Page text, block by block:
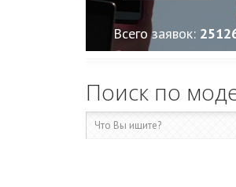
Всего заявок:
Поиск по